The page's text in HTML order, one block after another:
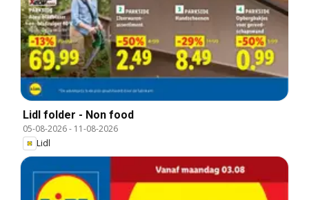
Lidl folder - Non food
05-08-2026- 11-08-2026
Lidl